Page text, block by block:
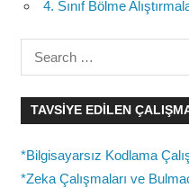
4. Sınıf Bölme
Search
for:
TAVSIYE EDILEN
*Bilgisayarsız Kodlama
*Zeka Çalışmaları ve